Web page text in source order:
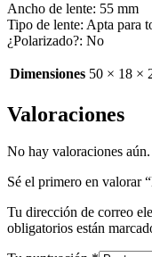
Ancho de lente: 55 mm
Tipo de lente: Apta para
¿Polarizado?: No
Dimensiones 50 × 18 ×
Valoraciones
No hay valoraciones aún.
Sé el primero en valorar
Tu dirección de correo
obligatorios están